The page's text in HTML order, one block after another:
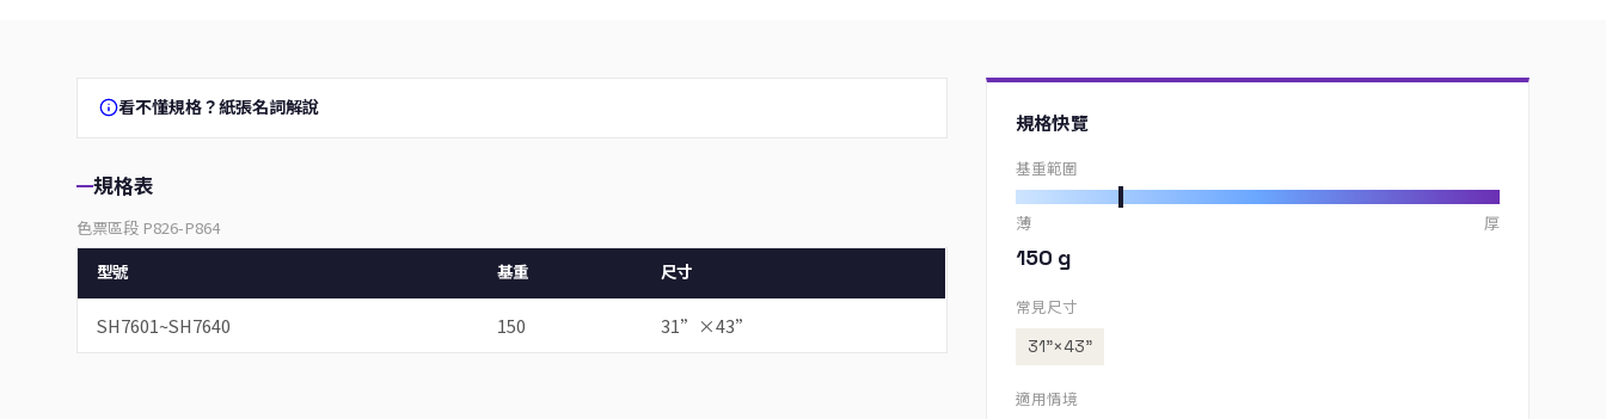
看不懂規格？紙張名詞解說
規格表
色票區段 P826-P864
型號 基重 尺寸
SH7601~SH7640 150 31”×43”
規格快覽
基重範圍
薄 厚
150 g
常見尺寸
31”×43”
適用情境